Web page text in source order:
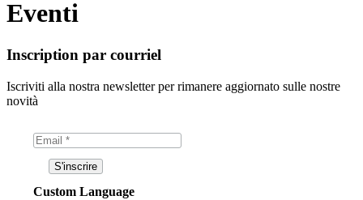
Eventi
Inscription par courriel
Iscriviti alla nostra newsletter per rimanere aggiornato sulle nostre
novità
Custom Language